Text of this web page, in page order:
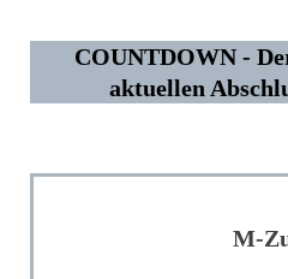
COUNTDOWN -
aktuellen
M-